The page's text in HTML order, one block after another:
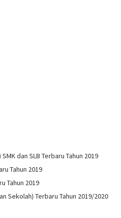
dan SLB Terbaru Tahun 2019
Tahun 2019
Tahun 2019
Sekolah) Terbaru Tahun 2019/2020